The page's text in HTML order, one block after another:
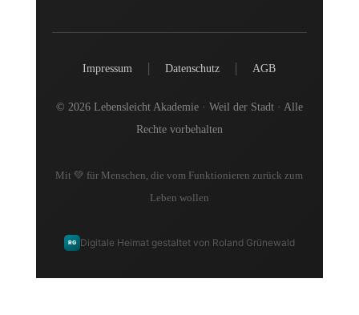
Impressum | Datenschutz | AGB
© 2026 Lebensleicht Akademie · Weil der Stadt · Alle
Rechte vorbehalten
Mit 💚 für Menschen, die vom Funktionieren zurück zum
Leben wollen
RG Digitale Heimat gestaltet von Roland Grünewald